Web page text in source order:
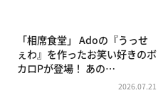
「相席食堂」 Adoの『うっせ
ぇわ』を作ったお笑い好きのボ
カロPが登場！ あの…
2026.07.21